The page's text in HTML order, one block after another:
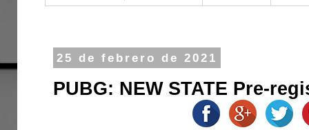
25 de febrero de 2021
PUBG: NEW STATE Pre-